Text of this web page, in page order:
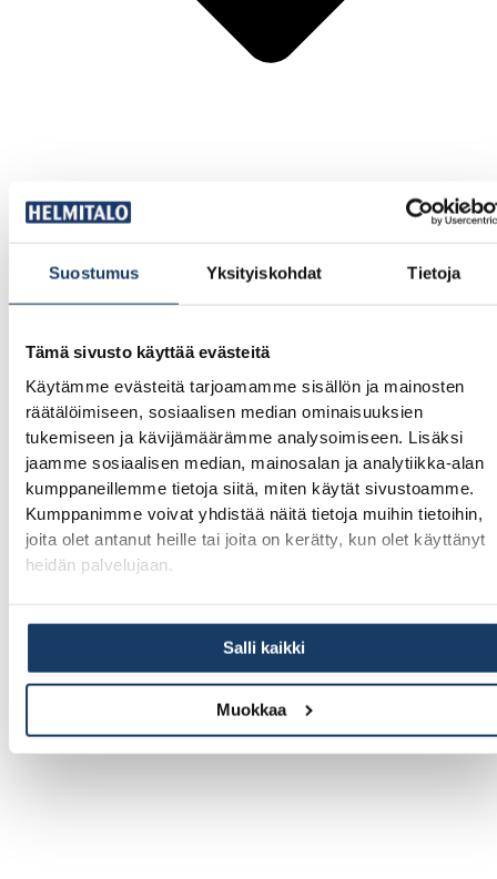
Suostumus Yksityiskohdat Tietoja
Tämä sivusto käyttää evästeitä
Käytämme evästeitä tarjoamamme sisällön ja mainosten
räätälöimiseen, sosiaalisen median ominaisuuksien
tukemiseen ja kävijämäärämme analysoimiseen. Lisäksi
jaamme sosiaalisen median, mainosalan ja analytiikka-alan
kumppaneillemme tietoja siitä, miten käytät sivustoamme.
Kumppanimme voivat yhdistää näitä tietoja muihin tietoihin,
joita olet antanut heille tai joita on kerätty, kun olet käyttänyt
heidän palvelujaan.
Salli kaikki
Muokkaa